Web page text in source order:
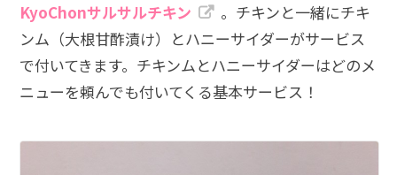
KyoChonサルサルチキン
。チキンと一緒にチキ
ンム（大根甘酢漬け）とハニーサイダーがサービス
で付いてきます。チキンムとハニーサイダーはどのメ
ニューを頼んでも付いてくる基本サービス！